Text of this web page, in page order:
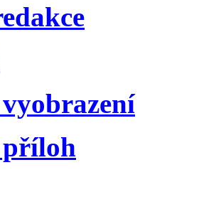
vyobrazení
příloh